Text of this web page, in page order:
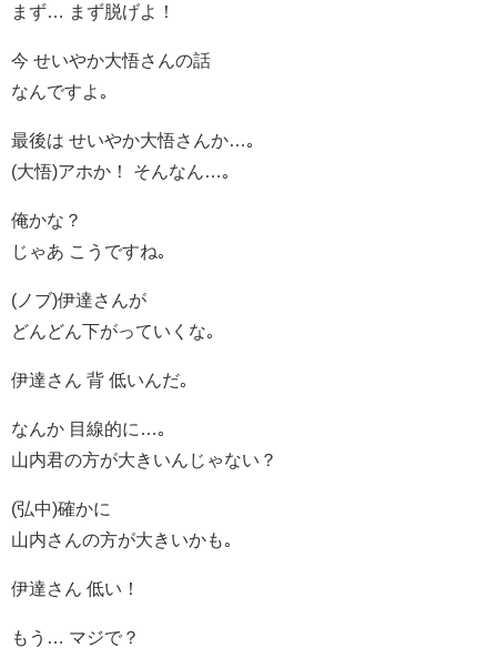
まず… まず脱げよ！
今 せいやか大悟さんの話
なんですよ｡
最後は せいやか大悟さんか…｡
(大悟)アホか！ そんなん…｡
俺かな？
じゃあ こうですね｡
(ノブ)伊達さんが
どんどん下がっていくな｡
伊達さん 背 低いんだ｡
なんか 目線的に…｡
山内君の方が大きいんじゃない？
(弘中)確かに
山内さんの方が大きいかも｡
伊達さん 低い！
もう… マジで？